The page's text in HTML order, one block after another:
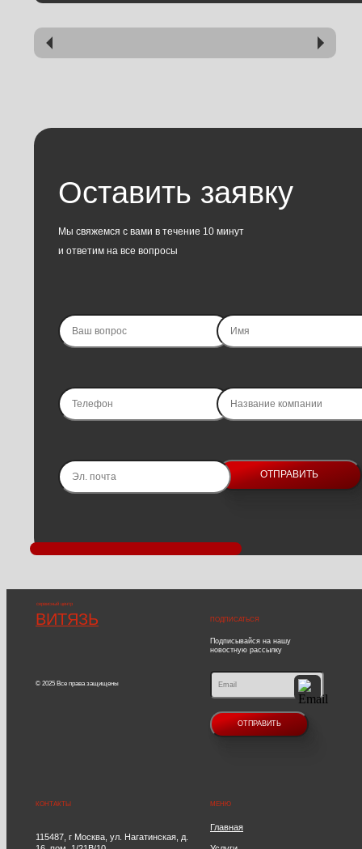
Оставить заявку
Мы свяжемся с вами в течение 10 минут
и ответим на все вопросы
сервисный центр
ВИТЯЗЬ
© 2025 Все права защищены
КОНТАКТЫ
115487, г Москва, ул. Нагатинская, д.
МЕНЮ
Главная
ПОДПИСАТЬСЯ
Подписывайся на нашу
новостную рассылку